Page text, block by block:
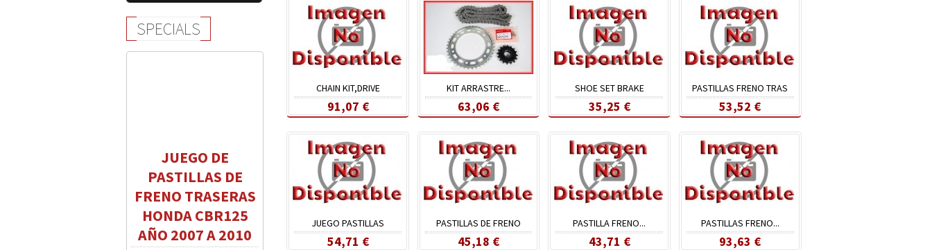
SPECIALS
JUEGO DE
PASTILLAS DE
FRENO TRASERAS
HONDA CBR125
AÑO 2007 A 2010
CHAIN KIT,DRIVE
91,07 €
KIT ARRASTRE...
63,06 €
SHOE SET BRAKE
35,25 €
PASTILLAS FRENO TRAS
53,52 €
JUEGO PASTILLAS
54,71 €
PASTILLAS DE FRENO
45,18 €
PASTILLA FRENO...
43,71 €
PASTILLAS FRENO...
93,63 €